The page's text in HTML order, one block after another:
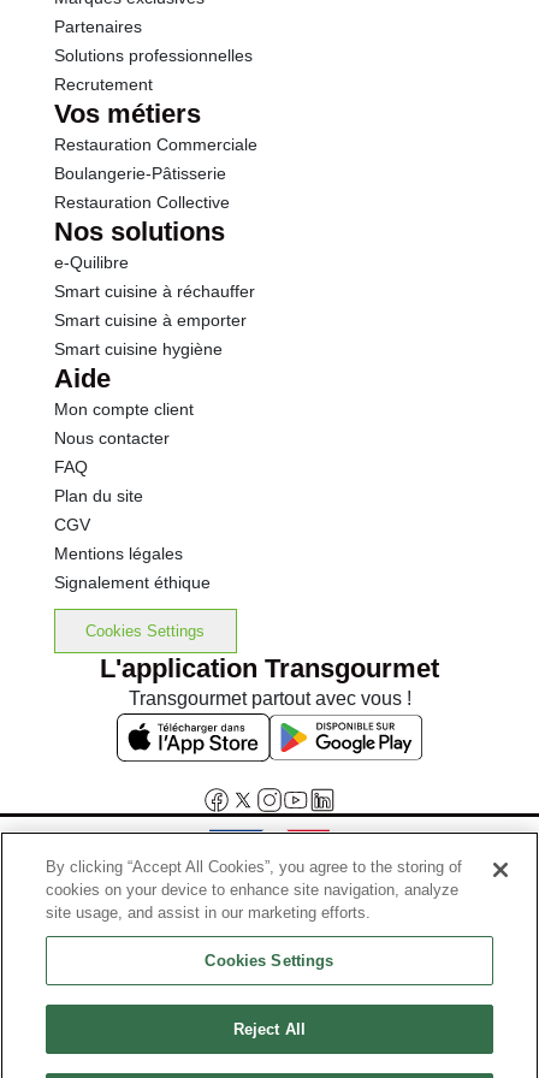
préalable sur une partie cachée. Ne pas utiliser sur
aliments. Pour les surfaces en marbre ou en pierres
calcaires, appliquer le produit avec une éponge
humide et rincer après 5 min
Partenaires
Solutions professionnelles
Recrutement
Vos métiers
Restauration Commerciale
Boulangerie-Pâtisserie
Restauration Collective
Nos solutions
e-Quilibre
Smart cuisine à réchauffer
Smart cuisine à emporter
Smart cuisine hygiène
Aide
Mon compte client
Nous contacter
FAQ
Plan du site
CGV
Mentions légales
Signalement éthique
Cookies Settings
L'application Transgourmet
Transgourmet partout avec vous !
Interdiction de vente de boissons alcooliques aux mineurs de
moins de 18 ans
La preuve de majorité de l'acheteur est exigée au moment de la vente
Code de la santé publique, Aar.l.3342-1 et l.3353-3
By clicking “Accept All Cookies”, you agree to the storing of
cookies on your device to enhance site navigation, analyze
site usage, and assist in our marketing efforts.
Cookies Settings
Reject All